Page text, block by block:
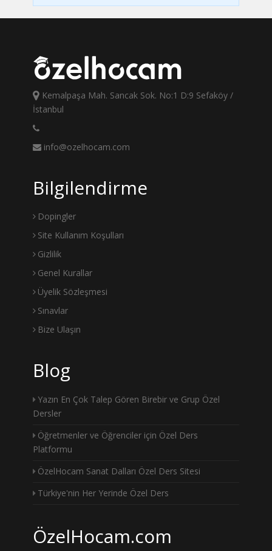
Kemalpaşa Mah. Sancak Sok. No:1 D:9 Sefaköy /
İstanbul
info@ozelhocam.com
Bilgilendirme
Dopingler
Site Kullanım Koşulları
Gizlilik
Genel Kurallar
Üyelik Sözleşmesi
Sınavlar
Bize Ulaşın
Blog
Yazın En Çok Talep Gören Birebir ve Grup Özel
Dersler
Öğretmenler ve Öğrenciler için Özel Ders
Platformu
ÖzelHocam Sanat Dalları Özel Ders Sitesi
Türkiye'nin Her Yerinde Özel Ders
ÖzelHocam.com